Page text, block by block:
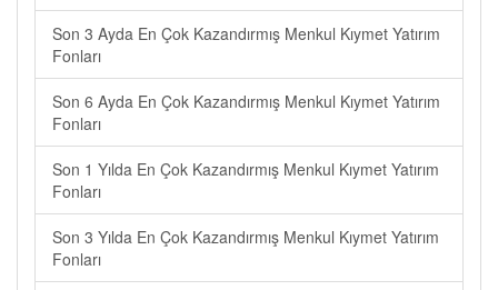
Son 3 Ayda En Çok Kazandırmış Menkul Kıymet Yatırım
Fonları
Son 6 Ayda En Çok Kazandırmış Menkul Kıymet Yatırım
Fonları
Son 1 Yılda En Çok Kazandırmış Menkul Kıymet Yatırım
Fonları
Son 3 Yılda En Çok Kazandırmış Menkul Kıymet Yatırım
Fonları